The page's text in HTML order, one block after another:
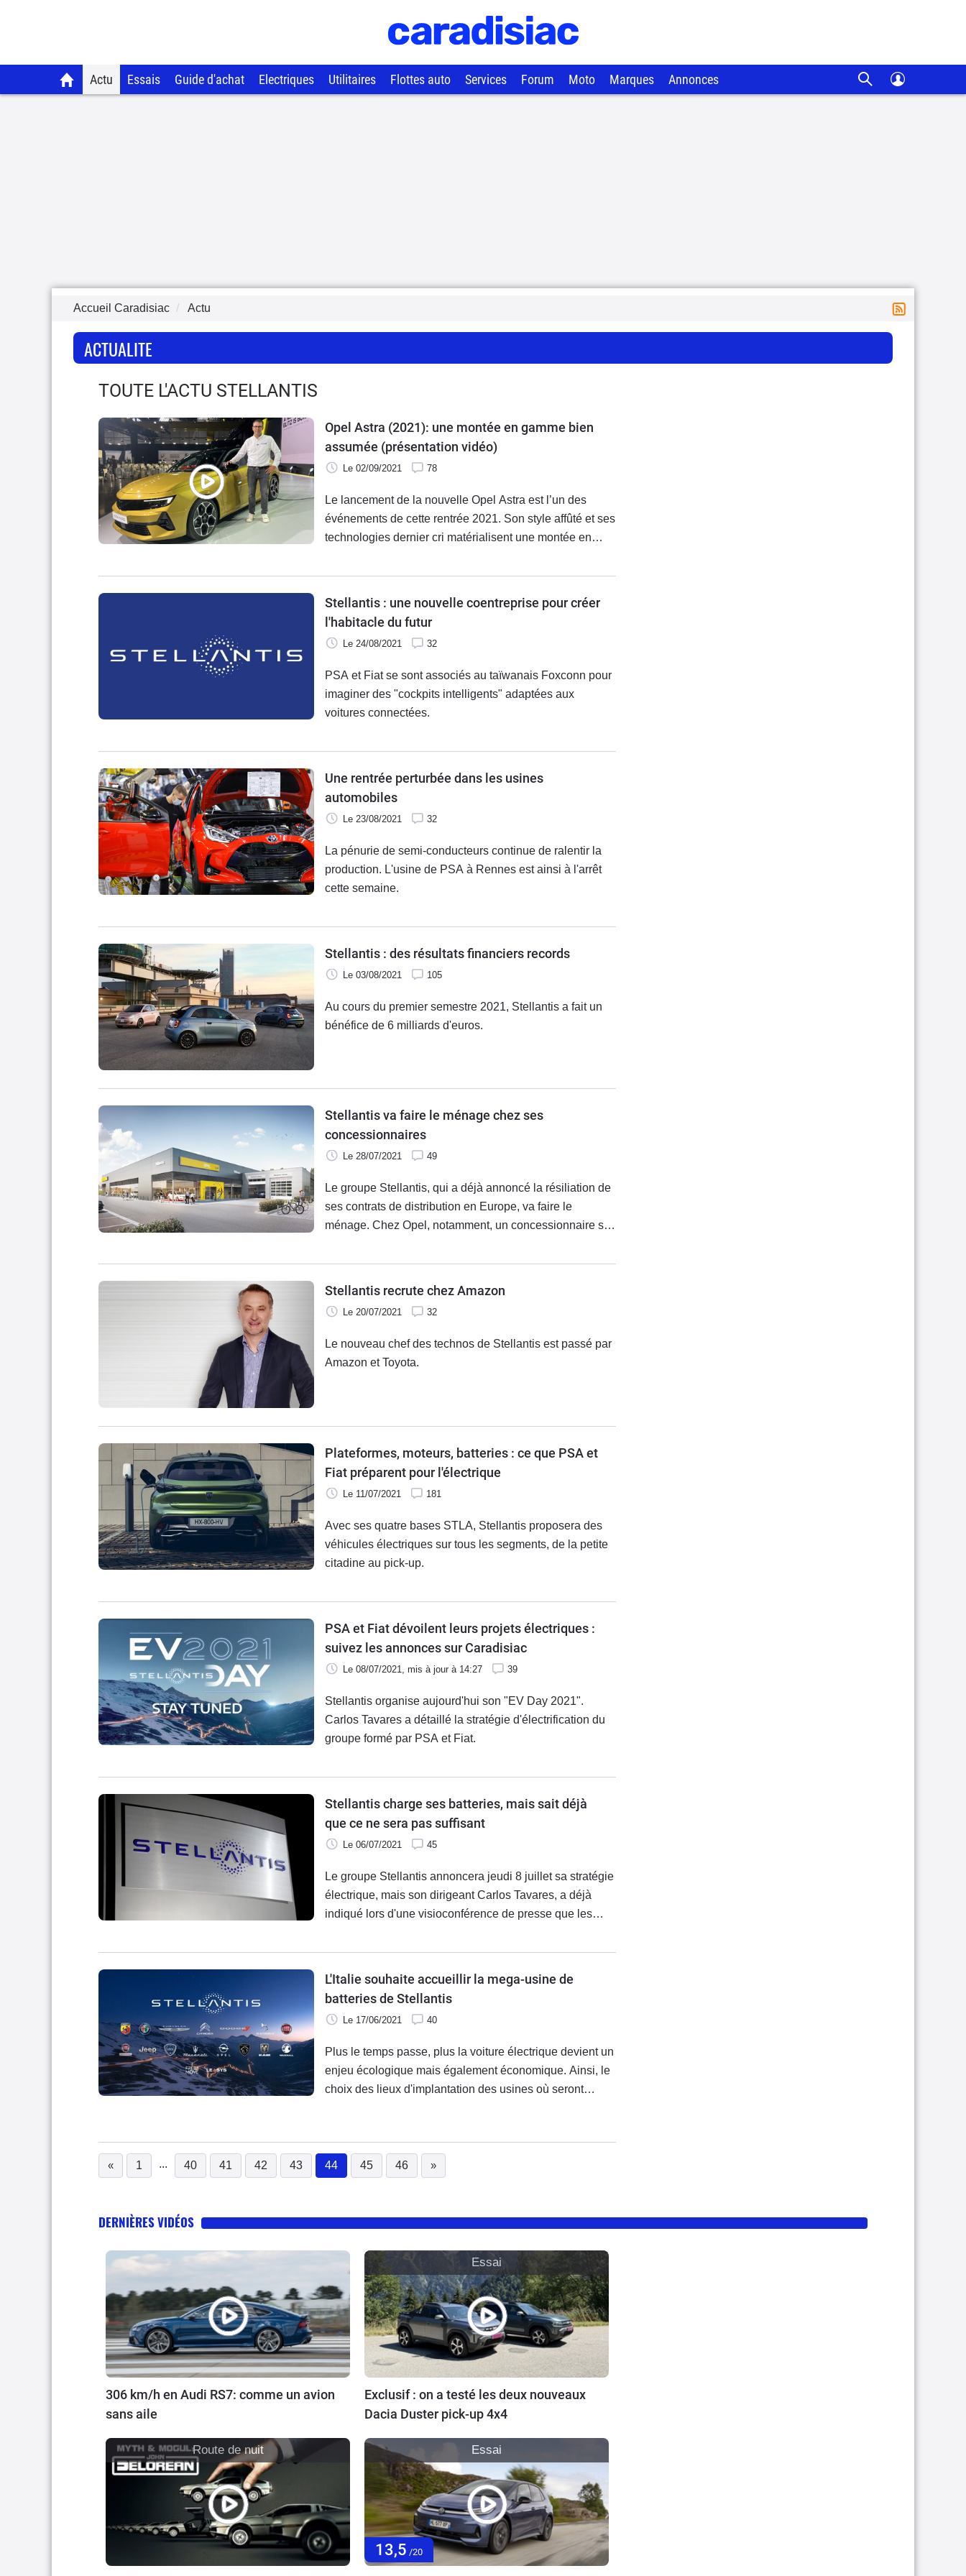
Actu Essais Guide d'achat Electriques Utilitaires Flottes auto Services Forum Moto Marques Annonces
Accueil Caradisiac Actu
ACTUALITE
TOUTE L'ACTU STELLANTIS
Opel Astra (2021): une montée en gamme bien
assumée (présentation vidéo)
Le 02/09/2021 78
Le lancement de la nouvelle Opel Astra est l’un des
événements de cette rentrée 2021. Son style affûté et ses
technologies dernier cri matérialisent une montée en
Stellantis : une nouvelle coentreprise pour créer
l'habitacle du futur
Le 24/08/2021 32
PSA et Fiat se sont associés au taïwanais Foxconn pour
imaginer des "cockpits intelligents" adaptées aux
voitures connectées.
Une rentrée perturbée dans les usines
automobiles
Le 23/08/2021 32
La pénurie de semi-conducteurs continue de ralentir la
production. L'usine de PSA à Rennes est ainsi à l'arrêt
cette semaine.
Stellantis : des résultats financiers records
Le 03/08/2021 105
Au cours du premier semestre 2021, Stellantis a fait un
bénéfice de 6 milliards d'euros.
Stellantis va faire le ménage chez ses
concessionnaires
Le 28/07/2021 49
Le groupe Stellantis, qui a déjà annoncé la résiliation de
ses contrats de distribution en Europe, va faire le
ménage. Chez Opel, notamment, un concessionnaire sur
l'automobile.
Stellantis recrute chez Amazon
Le 20/07/2021 32
Le nouveau chef des technos de Stellantis est passé par
Amazon et Toyota.
Plateformes, moteurs, batteries : ce que PSA et
Fiat préparent pour l'électrique
Le 11/07/2021 181
Avec ses quatre bases STLA, Stellantis proposera des
véhicules électriques sur tous les segments, de la petite
citadine au pick-up.
PSA et Fiat dévoilent leurs projets électriques :
suivez les annonces sur Caradisiac
Le 08/07/2021 , mis à jour à 14:27 39
Stellantis organise aujourd'hui son "EV Day 2021".
Carlos Tavares a détaillé la stratégie d'électrification du
groupe formé par PSA et Fiat.
Stellantis charge ses batteries, mais sait déjà
que ce ne sera pas suffisant
Le 06/07/2021 45
Le groupe Stellantis annoncera jeudi 8 juillet sa stratégie
électrique, mais son dirigeant Carlos Tavares, a déjà
indiqué lors d'une visioconférence de presse que les
accélération dans l'électrification, ne sont d'ores et déjà
L'Italie souhaite accueillir la mega-usine de
batteries de Stellantis
Le 17/06/2021 40
Plus le temps passe, plus la voiture électrique devient un
enjeu écologique mais également économique. Ainsi, le
choix des lieux d'implantation des usines où seront
« 1 ... 40 41 42 43 44
(current)
45 46 »
DERNIÈRES VIDÉOS
306 km/h en Audi RS7: comme un avion
sans aile
Essai
Exclusif : on a testé les deux nouveaux
Dacia Duster pick-up 4x4
Route de nuit Essai
13,5 /20